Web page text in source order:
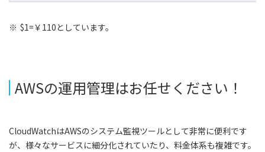
※ $1=￥110としています。
AWSの運用管理はお任せください！
CloudWatchはAWSのシステム監視ツールとして非常に便利です
が、様々なサービスに細分化されていたり、料金体系も複雑です。